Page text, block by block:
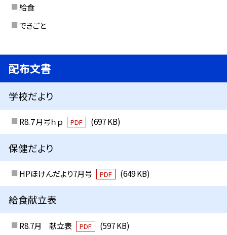
給食
できごと
配布文書
学校だより
R8.７月号ｈｐ PDF (697 KB)
保健だより
HPほけんだより7月号 PDF (649 KB)
給食献立表
R8.7月 献立表 PDF
(597 KB)